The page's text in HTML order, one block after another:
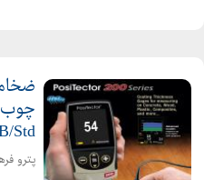
Std
پترو